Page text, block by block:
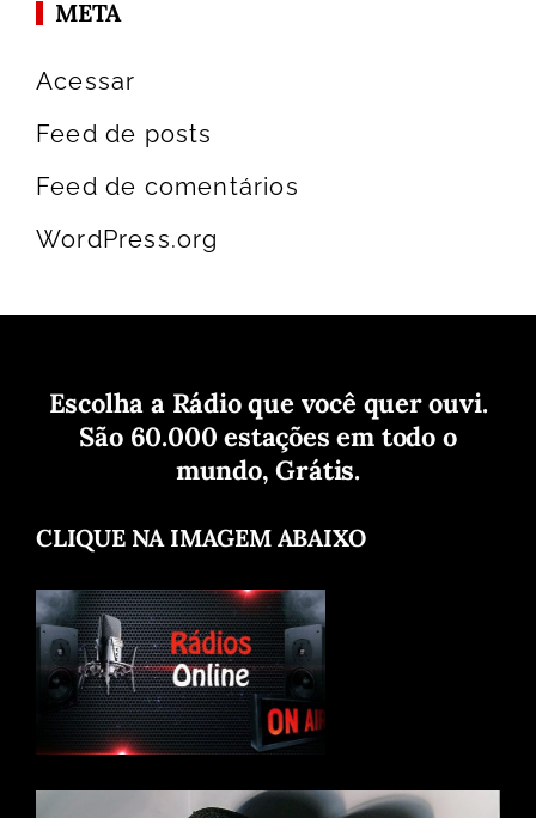
META
Acessar
Feed de posts
Feed de comentários
WordPress.org
Escolha a Rádio que você quer ouvi.
São 60.000 estações em todo o
mundo, Grátis.
CLIQUE NA IMAGEM ABAIXO